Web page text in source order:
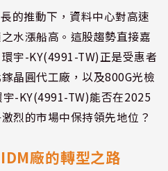
的推動下，資料中心對高速
水漲船高。這股趨勢直接嘉
宇-KY(4991-TW)正是受惠者
晶圓代工廠，以及800G光檢
-KY(4991-TW)能否在2025
烈的市場中保持領先地位？
廠的轉型之路